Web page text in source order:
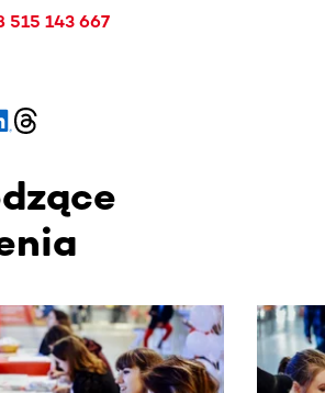
515 143 667
przewijane w poziomie. Użyj